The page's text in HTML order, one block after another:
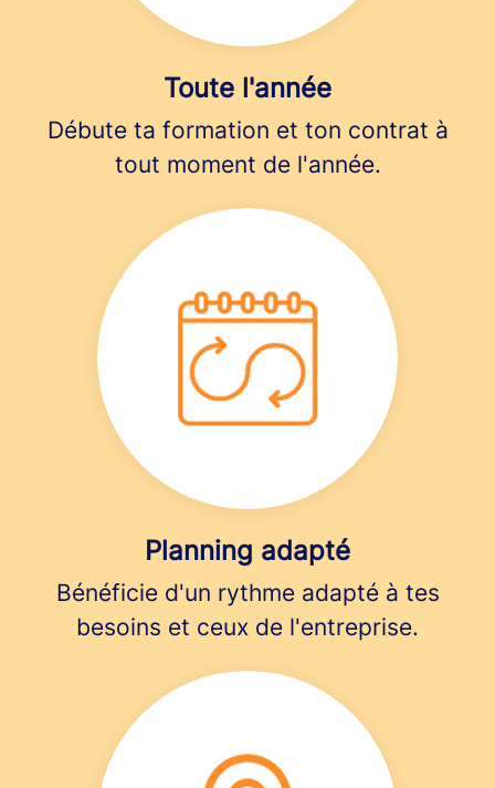
Toute l'année
Débute ta formation et ton contrat à
tout moment de l'année.
Planning adapté
Bénéficie d'un rythme adapté à tes
besoins et ceux de l'entreprise.